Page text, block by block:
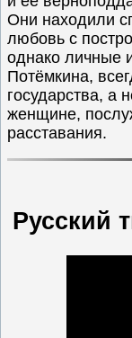
Они находили
любовь с
однако личные
Потёмкина,
государства, а
женщине,
расставания.
Русский